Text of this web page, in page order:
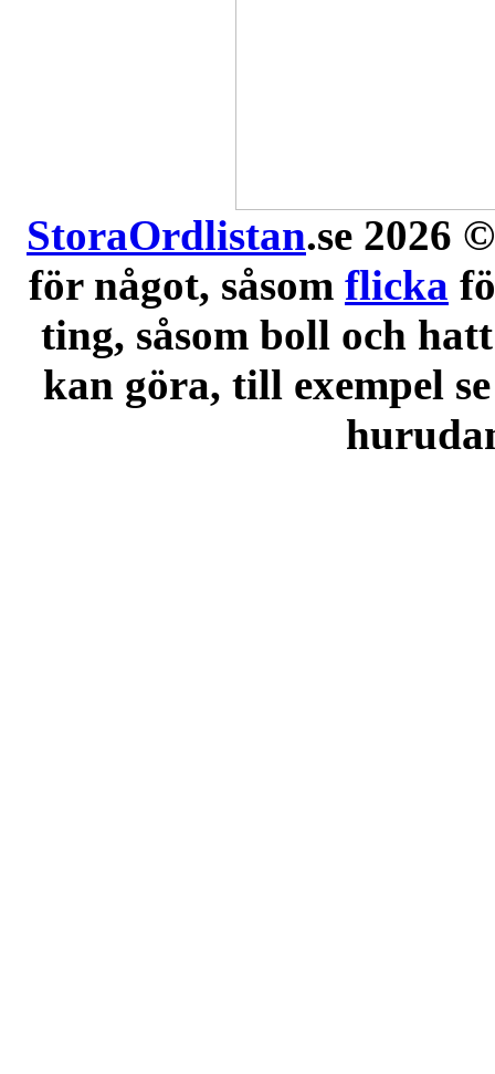
StoraOrdlistan.se 2026
för något, såsom flicka
ting, såsom boll och
kan göra, till exempel